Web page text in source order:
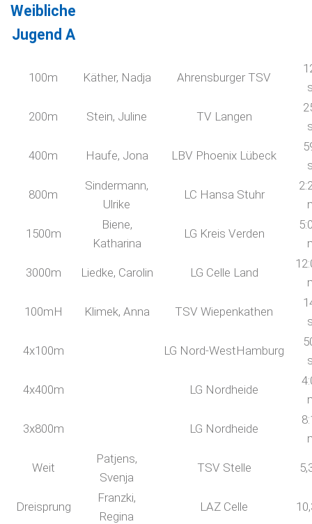
Weibliche
Jugend A
100m Käther, Nadja Ahrensburger TSV
200m Stein, Juline TV Langen
400m Haufe, Jona LBV Phoenix Lübeck
800m
Sindermann,
Ulrike
LC Hansa Stuhr
1500m
Biene,
Katharina
LG Kreis Verden
3000m Liedke, Carolin LG Celle Land
100mH Klimek, Anna TSV Wiepenkathen
4x100m LG Nord-WestHamburg
4x400m LG Nordheide
3x800m LG Nordheide
Weit
Patjens,
Svenja
TSV Stelle
Dreisprung
Franzki,
Regina
LAZ Celle